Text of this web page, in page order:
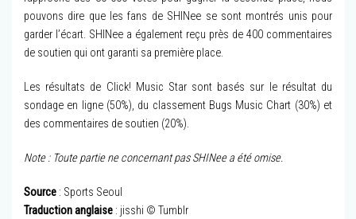
pouvons dire que les fans de SHINee se sont montrés unis pour
garder l’écart. SHINee a également reçu près de 400 commentaires
de soutien qui ont garanti sa première place.
Les résultats de Click! Music Star sont basés sur le résultat du
sondage en ligne (50%), du classement Bugs Music Chart (30%) et
des commentaires de soutien (20%).
Note : Toute partie ne concernant pas SHINee a été omise.
Source : Sports Seoul
Traduction anglaise : jisshi © Tumblr